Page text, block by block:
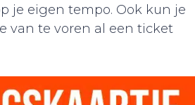
je eigen tempo. Ook kun je
van te voren al een ticket